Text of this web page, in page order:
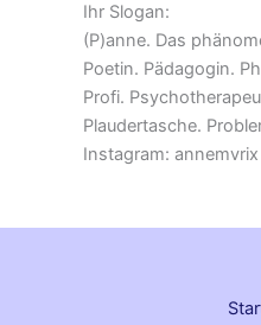
Ihr Slogan:
(P)anne. Das
Poetin. Pädagogin.
Profi.
Plaudertasche.
Instagram: annemvrix